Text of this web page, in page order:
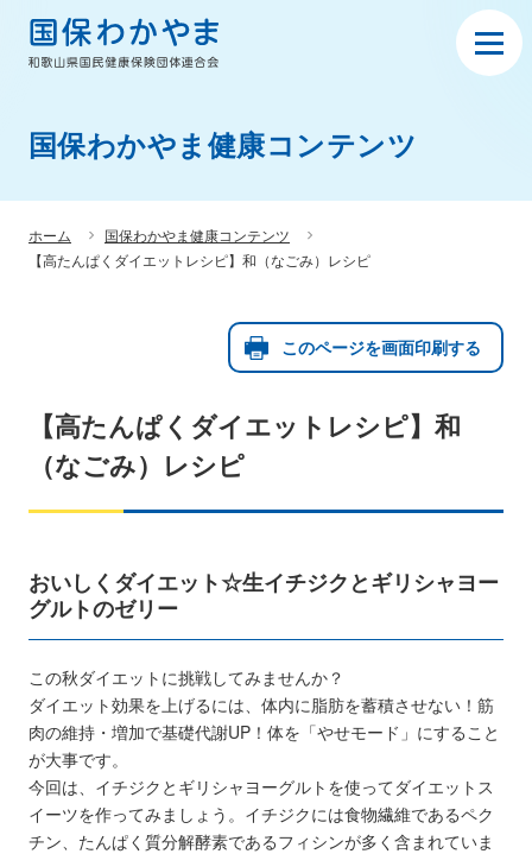
国保わかやま健康コンテンツ
ホーム
国保わかやま健康コンテンツ
【高たんぱくダイエットレシピ】和（なごみ）レシピ
このページを画面印刷する
【高たんぱくダイエットレシピ】和
（なごみ）レシピ
おいしくダイエット☆生イチジクとギリシャヨー
グルトのゼリー
この秋ダイエットに挑戦してみませんか？
ダイエット効果を上げるには、体内に脂肪を蓄積させない！筋
肉の維持・増加で基礎代謝UP！体を「やせモード」にすること
が大事です。
今回は、イチジクとギリシャヨーグルトを使ってダイエットス
イーツを作ってみましょう。イチジクには食物繊維であるペク
チン、たんぱく質分解酵素であるフィシンが多く含まれていま